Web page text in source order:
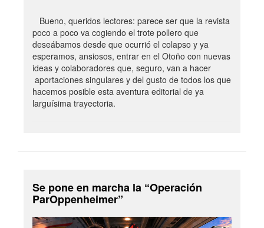
Bueno, queridos lectores: parece ser que la revista
poco a poco va cogiendo el trote pollero que
deseábamos desde que ocurrió el colapso y ya
esperamos, ansiosos, entrar en el Otoño con nuevas
ideas y colaboradores que, seguro, van a hacer
aportaciones singulares y del gusto de todos los que
hacemos posible esta aventura editorial de ya
larguísima trayectoria.
Se pone en marcha la “Operación
ParOppenheimer”